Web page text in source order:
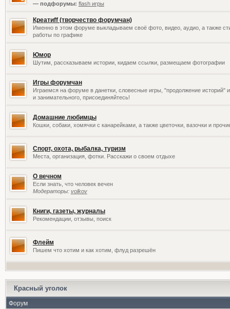
— подфорумы: flash игры
Креатиff (творчество форумчан)
Именно в этом форуме выкладываем своё фото, видео, аудио, а также
работы по графике
Юмор
Шутим, рассказываем истории, кидаем ссылки, размещаем фотографии
Игры форумчан
Играемся на форуме в данетки, словесные игры, "продолжение историй"
и занимательного, присоединяйтесь!
Домашние любимцы
Кошки, собаки, хомячки с канарейками, а также цветочки, вазочки и
Спорт, охота, рыбалка, туризм
Места, организация, фотки. Расскажи о своем отдыхе
О вечном
Если знать, что человек вечен
Модераторы: volkov
Книги, газеты, журналы
Рекомендации, отзывы, поиск
Флейм
Пишем что хотим и как хотим, флуд разрешён
Красный уголок
Форум